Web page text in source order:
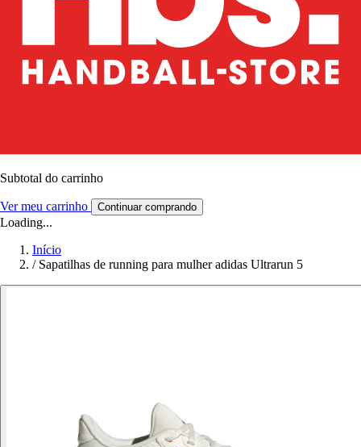
Subtotal do carrinho
Ver meu carrinho Continuar comprando
Loading...
Início
/ Sapatilhas de running para mulher adidas Ultrarun 5